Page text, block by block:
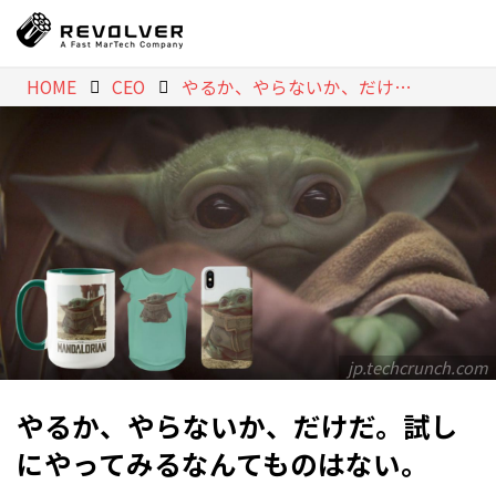
HOME CEO やるか、やらないか、だけだ。試しにやってみるなんてものはない。
jp.techcrunch.com
やるか、やらないか、だけだ。試し
にやってみるなんてものはない。